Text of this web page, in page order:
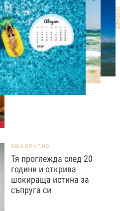
ЛЮБОПИТНО
Тайната на добрата
вечеря не се крие в
сложната рецепта
ЛЮБОПИТНО
Тя проглежда след 20
години и открива
шокираща истина за
съпруга си